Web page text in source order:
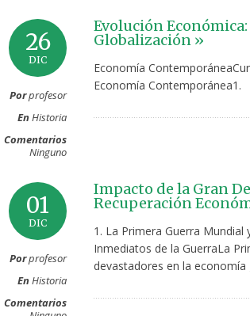
26
DIC
Porprofesor
EnHistoria
Comentarios
Ninguno
Evolución
Globalización »
Economía
Economía Contemporánea1.
01
DIC
Porprofesor
EnHistoria
Comentarios
Impacto de la Gran
Recuperación
1. La Primera Guerra Mundial
Inmediatos de la GuerraLa
devastadores en la economía